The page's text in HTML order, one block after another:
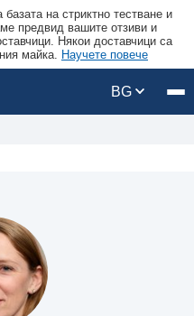
на стриктно тестване и
предвид вашите отзиви и
Някои доставчици са
майка. Научете повече
BG